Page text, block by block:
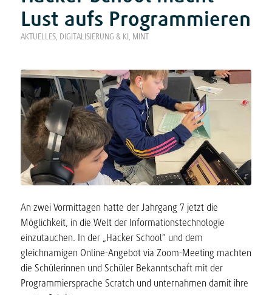
Lust aufs Programmieren
AKTUELLES, DIGITALISIERUNG & KI MINT
An zwei Vormittagen hatte der Jahrgang 7 jetzt die
Möglichkeit, in die Welt der Informationstechnologie
einzutauchen. In der „Hacker School“ und dem
gleichnamigen Online-Angebot via Zoom-Meeting machten
die Schülerinnen und Schüler Bekanntschaft mit der
Programmiersprache Scratch und unternahmen damit ihre